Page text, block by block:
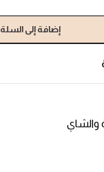
إضافة إلى السلة
والشاي